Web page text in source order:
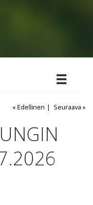
« Edellinen | Seuraava »